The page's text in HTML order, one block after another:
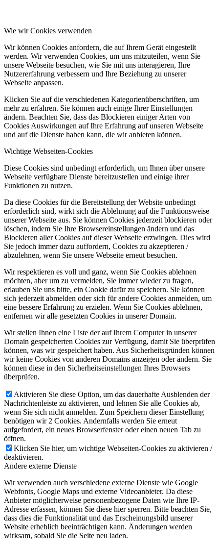
Wie wir Cookies verwenden
Wir können Cookies anfordern, die auf Ihrem Gerät eingestellt
werden. Wir verwenden Cookies, um uns mitzuteilen, wenn Sie
unsere Webseite besuchen, wie Sie mit uns interagieren, Ihre
Nutzererfahrung verbessern und Ihre Beziehung zu unserer
Webseite anpassen.
Klicken Sie auf die verschiedenen Kategorienüberschriften, um
mehr zu erfahren. Sie können auch einige Ihrer Einstellungen
ändern. Beachten Sie, dass das Blockieren einiger Arten von
Cookies Auswirkungen auf Ihre Erfahrung auf unseren Webseite
und auf die Dienste haben kann, die wir anbieten können.
Wichtige Webseiten-Cookies
Diese Cookies sind unbedingt erforderlich, um Ihnen über unsere
Webseite verfügbare Dienste bereitzustellen und einige ihrer
Funktionen zu nutzen.
Da diese Cookies für die Bereitstellung der Website unbedingt
erforderlich sind, wirkt sich die Ablehnung auf die Funktionsweise
unserer Webseite aus. Sie können Cookies jederzeit blockieren oder
löschen, indem Sie Ihre Browsereinstellungen ändern und das
Blockieren aller Cookies auf dieser Webseite erzwingen. Dies wird
Sie jedoch immer dazu auffordern, Cookies zu akzeptieren /
abzulehnen, wenn Sie unsere Webseite erneut besuchen.
Wir respektieren es voll und ganz, wenn Sie Cookies ablehnen
möchten, aber um zu vermeiden, Sie immer wieder zu fragen,
erlauben Sie uns bitte, ein Cookie dafür zu speichern. Sie können
sich jederzeit abmelden oder sich für andere Cookies anmelden, um
eine bessere Erfahrung zu erzielen. Wenn Sie Cookies ablehnen,
entfernen wir alle gesetzten Cookies in unserer Domain.
Wir stellen Ihnen eine Liste der auf Ihrem Computer in unserer
Domain gespeicherten Cookies zur Verfügung, damit Sie überprüfen
können, was wir gespeichert haben. Aus Sicherheitsgründen können
wir keine Cookies von anderen Domains anzeigen oder ändern. Sie
können diese in den Sicherheitseinstellungen Ihres Browsers
überprüfen.
Aktivieren Sie diese Option, um das dauerhafte Ausblenden der
Nachrichtenleiste zu aktivieren, und lehnen Sie alle Cookies ab,
wenn Sie sich nicht anmelden. Zum Speichern dieser Einstellung
benötigen wir 2 Cookies. Andernfalls werden Sie erneut
aufgefordert, ein neues Browserfenster oder einen neuen Tab zu
öffnen.
Klicken Sie hier, um wichtige Webseiten-Cookies zu aktivieren /
deaktivieren.
Andere externe Dienste
Wir verwenden auch verschiedene externe Dienste wie Google
Webfonts, Google Maps und externe Videoanbieter. Da diese
Anbieter möglicherweise personenbezogene Daten wie Ihre IP-
Adresse erfassen, können Sie diese hier sperren. Bitte beachten Sie,
dass dies die Funktionalität und das Erscheinungsbild unserer
Website erheblich beeinträchtigen kann. Änderungen werden
wirksam, sobald Sie die Seite neu laden.